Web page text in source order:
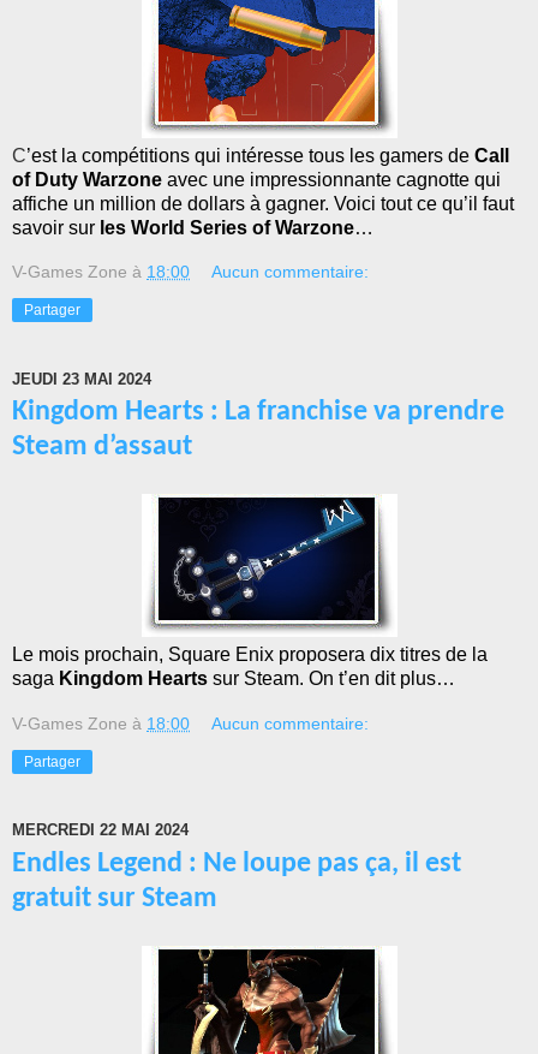
C’est la compétitions qui intéresse tous les gamers de Call
of Duty Warzone avec une impressionnante cagnotte qui
affiche un million de dollars à gagner. Voici tout ce qu’il faut
savoir sur les World Series of Warzone…
V-Games Zone à 18:00 Aucun commentaire:
Partager
JEUDI 23 MAI 2024
Kingdom Hearts : La franchise va prendre
Steam d’assaut
Le mois prochain, Square Enix proposera dix titres de la
saga Kingdom Hearts sur Steam. On t’en dit plus…
V-Games Zone à 18:00 Aucun commentaire:
Partager
MERCREDI 22 MAI 2024
Endles Legend : Ne loupe pas ça, il est
gratuit sur Steam